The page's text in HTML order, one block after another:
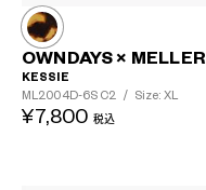
OWNDAYS × MELLER
KESSIE
ML2004D-6S C2 / Size: XL
¥7,800 税込